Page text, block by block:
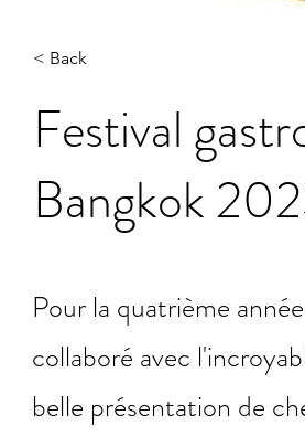
< Back
Festival
Bangkok
Pour la quatrième
collaboré avec
belle présentation de